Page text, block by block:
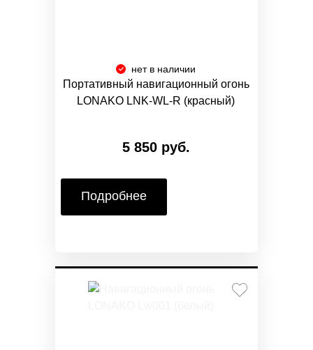
нет в наличии
Портативный навигационный огонь
LONAKO LNK-WL-R (красный)
5 850 руб.
Подробнее